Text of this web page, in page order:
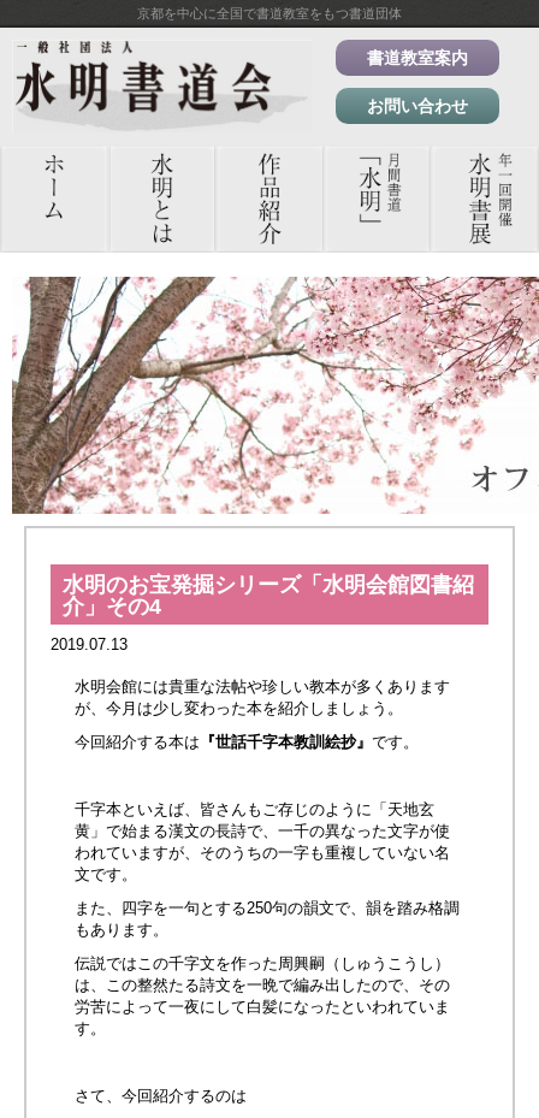
京都を中心に全国で書道教室をもつ書道団体
書道教室案内
お問い合わせ
水明のお宝発掘シリーズ「水明会館図書紹
介」その4
2019.07.13
水明会館には貴重な法帖や珍しい教本が多くあります
が、今月は少し変わった本を紹介しましょう。
今回紹介する本は 『世話千字本教訓絵抄』 です。
千字本といえば、皆さんもご存じのように「天地玄
黄」で始まる漢文の長詩で、一千の異なった文字が使
われていますが、そのうちの一字も重複していない名
文です。
また、四字を一句とする250句の韻文で、韻を踏み格調
もあります。
伝説ではこの千字文を作った周興嗣（しゅうこうし）
は、この整然たる詩文を一晩で編み出したので、その
労苦によって一夜にして白髪になったといわれていま
す。
さて、今回紹介するのは